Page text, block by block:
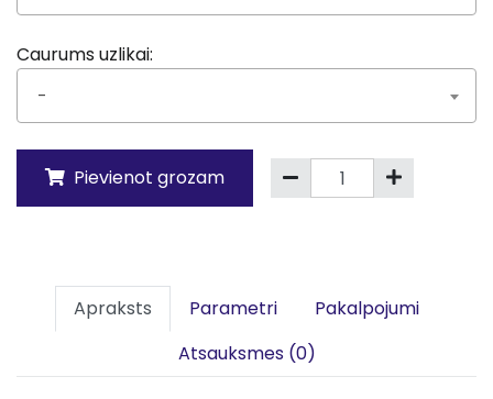
Caurums uzlikai:
-
Pievienot grozam
Apraksts Parametri
Pakalpojumi
Atsauksmes (0)